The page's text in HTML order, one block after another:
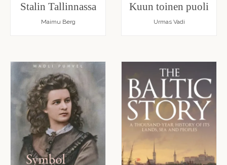
Stalin Tallinnassa
Maimu Berg
Kuun toinen puoli
Urmas Vadi